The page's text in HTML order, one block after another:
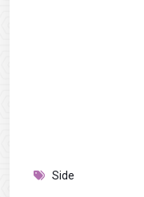
Side